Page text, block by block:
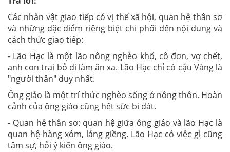
Các nhân vật giao tiếp có vị thế xã hội, quan hệ thân sơ
và những đặc điểm riêng biệt chi phối đến nội dung và
cách thức giao tiếp:
- Lão Hạc là một lão nông nghèo khổ, cô đơn, vợ chết,
anh con trai bỏ đi làm ăn xa. Lão Hạc chỉ có cậu Vàng là
"người thân" duy nhất.
Ông giáo là một trí thức nghèo sống ở nông thôn. Hoàn
cảnh của ông giáo cũng hết sức bi đát.
- Quan hệ thân sơ: quan hệ giữa ông giáo và lão Hạc là
quan hệ hàng xóm, láng giềng. Lão Hạc có việc gì cũng
tâm sự, hỏi ý kiến ông giáo.